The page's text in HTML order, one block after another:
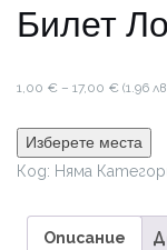
Билет
1,00 € – 17,00 € Price
1,00 €
through
(1.96
Изберете места
Код: Няма
Описание